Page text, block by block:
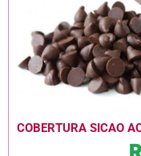
COBERTURA SICAO